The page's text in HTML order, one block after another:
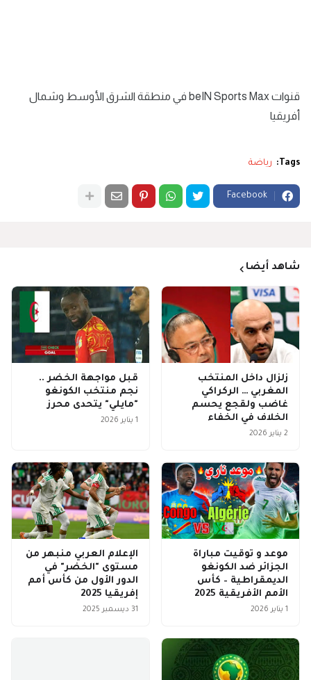
قنوات beIN Sports Max في منطقة الشرق الأوسط وشمال
أفريقيا
Tags: رياضة
Facebook
شاهد أيضا
زلزال داخل المنتخب
المغربي … الركراكي
غاضب ولقجع يحسم
الخلاف في الخفاء
2 يناير 2026
قبل مواجهة الخضر ..
نجم منتخب الكونغو
"مايلي" يتحدى محرز
1 يناير 2026
موعد و توقيت مباراة
الجزائر ضد الكونغو
الديمقراطية – كأس
الأمم الأفريقية 2025
1 يناير 2026
الإعلام العربي منبهر من
مستوى "الخضر" في
الدور الأول من كأس أمم
إفريقيا 2025
31 ديسمبر 2025